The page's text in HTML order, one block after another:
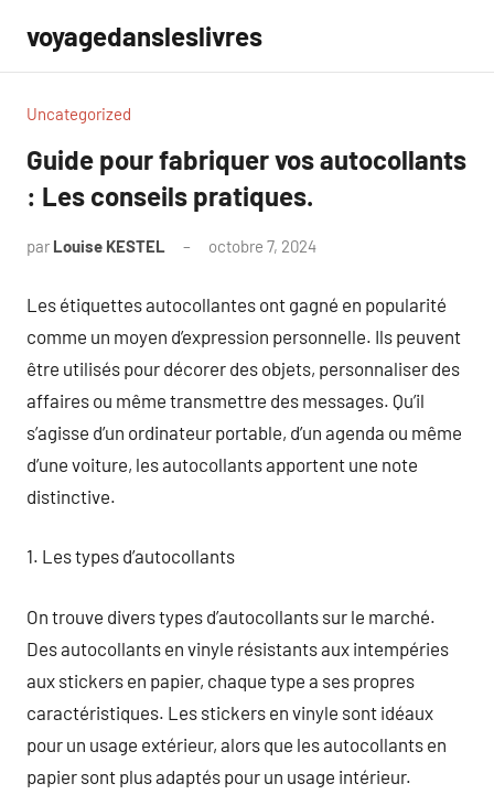
contenu
voyagedansleslivres
Uncategorized
Guide pour fabriquer vos autocollants
: Les conseils pratiques.
par Louise KESTEL octobre 7, 2024
Les étiquettes autocollantes ont gagné en popularité
comme un moyen d’expression personnelle. Ils peuvent
être utilisés pour décorer des objets, personnaliser des
affaires ou même transmettre des messages. Qu’il
s’agisse d’un ordinateur portable, d’un agenda ou même
d’une voiture, les autocollants apportent une note
distinctive.
1. Les types d’autocollants
On trouve divers types d’autocollants sur le marché.
Des autocollants en vinyle résistants aux intempéries
aux stickers en papier, chaque type a ses propres
caractéristiques. Les stickers en vinyle sont idéaux
pour un usage extérieur, alors que les autocollants en
papier sont plus adaptés pour un usage intérieur.